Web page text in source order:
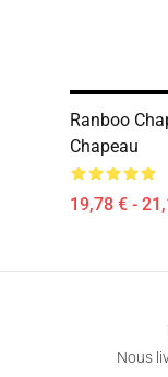
Ranboo
Chapeau
19,78 € -
Nous